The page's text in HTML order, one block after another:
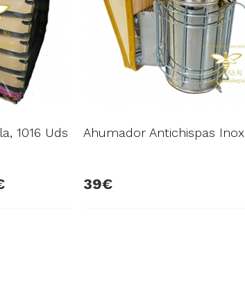
1016 Uds
Ahumador Antichispas Inox
39